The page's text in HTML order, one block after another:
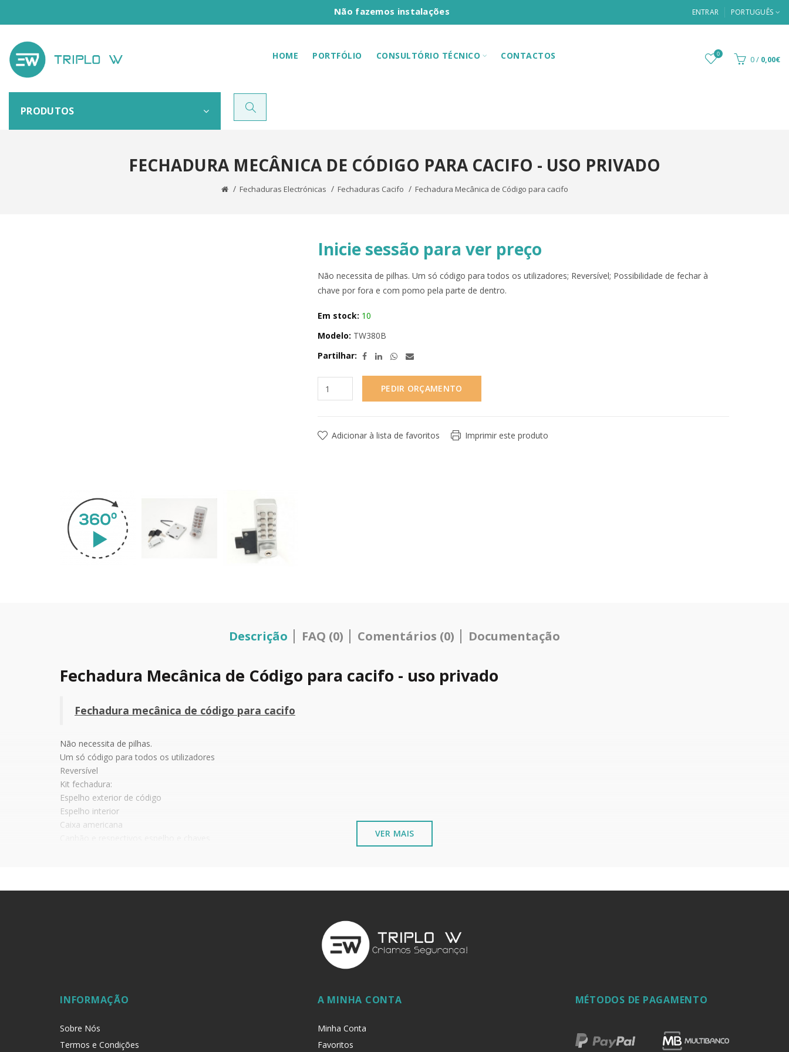
Não fazemos instalações ENTRAR PORTUGUÊS
HOME PORTFÓLIO CONSULTÓRIO TÉCNICO CONTACTOS 0 0/ 0,00€
PRODUTOS
FECHADURA MECÂNICA DE CÓDIGO PARA CACIFO - USO PRIVADO
Fechaduras Electrónicas Fechaduras Cacifo Fechadura Mecânica de Código para cacifo
Inicie sessão para ver preço
Não necessita de pilhas. Um só código para todos os utilizadores; Reversível; Possibilidade de fechar à
chave por fora e com pomo pela parte de dentro.
Em stock: 10
Modelo: TW380B
Partilhar:
PEDIR ORÇAMENTO
Adicionar à lista de favoritos Imprimir este produto
Descrição FAQ (0) Comentários (0) Documentação
Fechadura Mecânica de Código para cacifo - uso privado
Fechadura mecânica de código para cacifo
Não necessita de pilhas.
Um só código para todos os utilizadores
Reversível
Kit fechadura:
Espelho exterior de código
Espelho interior
Caixa americana
líquida.
VER MAIS
INFORMAÇÃO
Sobre Nós
Termos e Condições
A MINHA CONTA
Minha Conta
Favoritos
MÉTODOS DE PAGAMENTO